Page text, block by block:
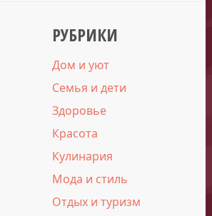
РУБРИКИ
Дом и уют
Семья и дети
Здоровье
Красота
Кулинария
Мода и стиль
Отдых и туризм